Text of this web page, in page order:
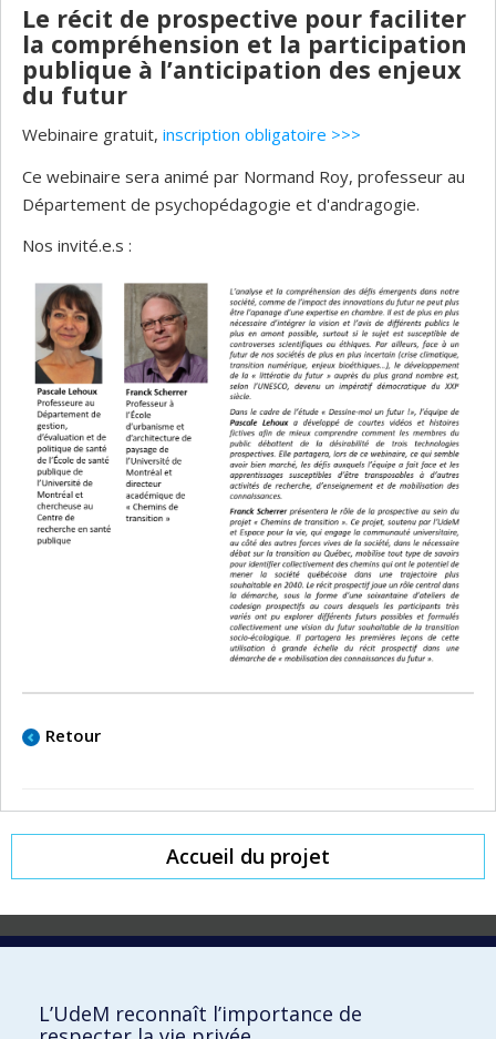
Le récit de prospective pour faciliter
la compréhension et la participation
publique à l’anticipation des enjeux
du futur
Webinaire gratuit, inscription obligatoire >>>
Ce webinaire sera animé par Normand Roy, professeur au
Département de psychopédagogie et d'andragogie.
Nos invité.e.s :
Retour
Accueil du projet
Laboratoire d'innovation
Vice-rectorat aux affaires étudiantes et aux études
L’UdeM reconnaît l’importance de